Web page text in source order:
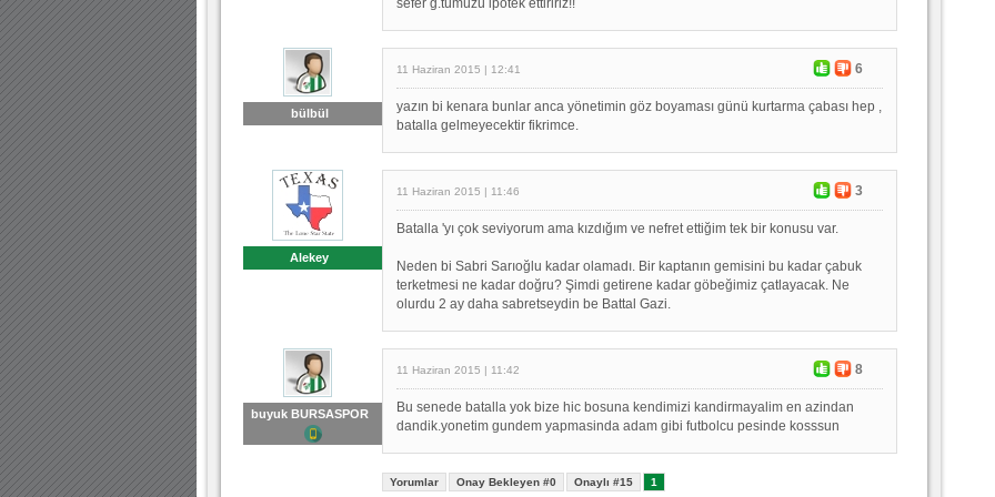
bülbül
11 Haziran 2015 | 12:41 6
yazın bi kenara bunlar anca yönetimin göz boyaması günü kurtarma çabası hep ,
batalla gelmeyecektir fikrimce.
Alekey
11 Haziran 2015 | 11:46 3
Batalla 'yı çok seviyorum ama kızdığım ve nefret ettiğim tek bir konusu var.
Neden bi Sabri Sarıoğlu kadar olamadı. Bir kaptanın gemisini bu kadar çabuk
terketmesi ne kadar doğru? Şimdi getirene kadar göbeğimiz çatlayacak. Ne
olurdu 2 ay daha sabretseydin be Battal Gazi.
buyuk BURSASPOR
11 Haziran 2015 | 11:42 8
Bu senede batalla yok bize hic bosuna kendimizi kandirmayalim en azindan
dandik.yonetim gundem yapmasinda adam gibi futbolcu pesinde kosssun
Yorumlar Onay Bekleyen #0 Onaylı #15 1